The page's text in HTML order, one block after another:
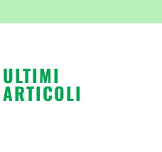
ULTIMI
ARTICOLI